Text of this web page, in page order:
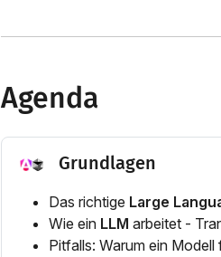
Agenda
Grundlagen
Das richtige Large
Wie ein LLM arbeitet -
Pitfalls: Warum ein